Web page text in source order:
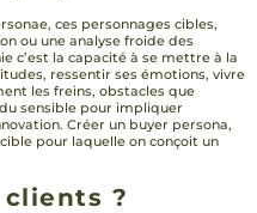
ces personnages cibles,
ou une analyse froide des
c’est la capacité à se mettre à la
ressentir ses émotions, vivre
les freins, obstacles que
sensible pour impliquer
Créer un buyer persona,
pour laquelle on conçoit un
?